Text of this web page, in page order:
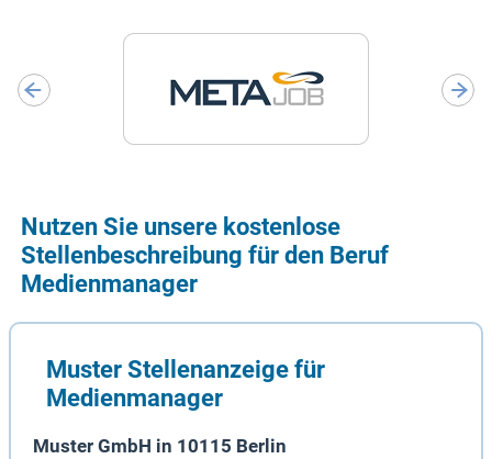
Nutzen Sie unsere kostenlose
Stellenbeschreibung für den Beruf
Medienmanager
Muster Stellenanzeige für
Medienmanager
Muster GmbH in 10115 Berlin